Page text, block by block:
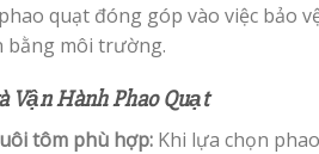
quạt đóng góp vào việc bảo
bằng môi trường.
Hành Phao Quạt
tôm phù hợp: Khi lựa chọn